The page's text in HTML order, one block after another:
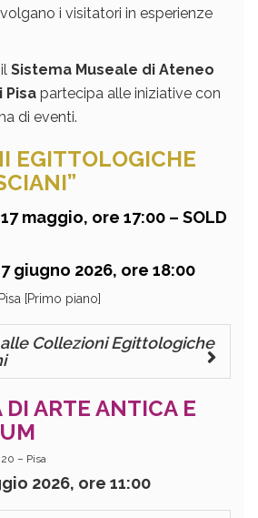
i visitatori in esperienze
Sistema Museale di Ateneo
Pisa partecipa alle iniziative con
di eventi.
EGITTOLOGICHE
maggio, ore 17:00 – SOLD
giugno 2026, ore 18:00
[Primo piano]
Collezioni Egittologiche
DI ARTE ANTICA E
20 – Pisa
2026, ore 11:00